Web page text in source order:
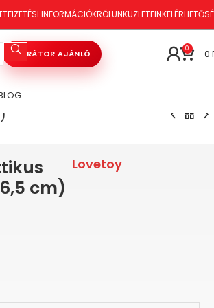
FIZETÉSI INFORMÁCIÓKRÓLUNKÜZLETEINK
VIBRÁTOR AJÁNLÓ 0 0
cm)
Lovetoy